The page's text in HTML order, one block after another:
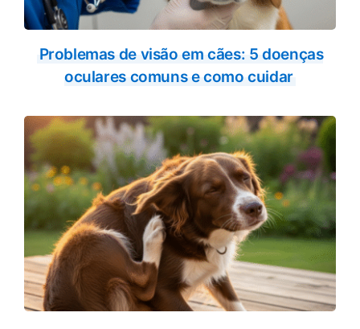
Problemas de visão em cães: 5 doenças
oculares comuns e como cuidar